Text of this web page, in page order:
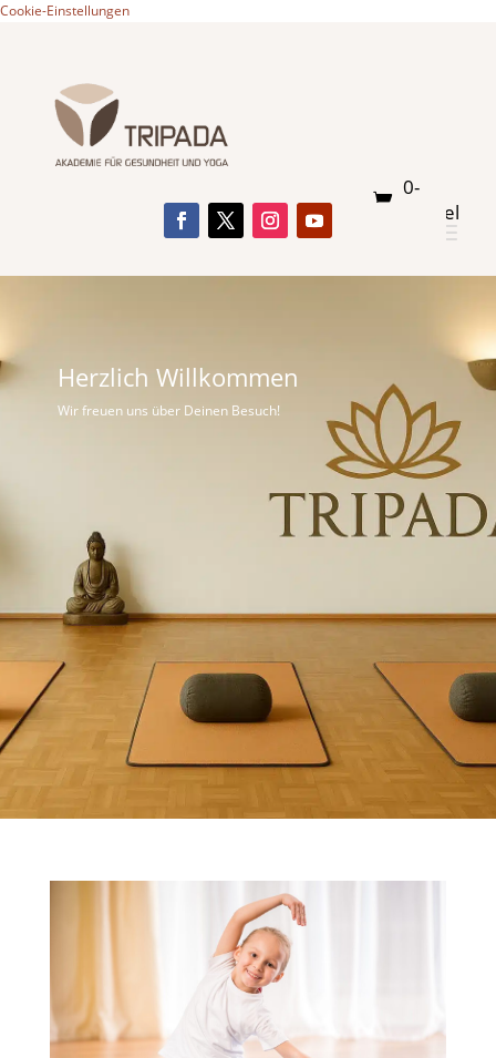
Cookie-Einstellungen
0-
Artikel
Herzlich Willkommen
Wir freuen uns über Deinen Besuch!